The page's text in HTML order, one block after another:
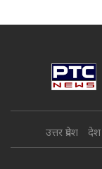
उत्तर प्रदेश देश